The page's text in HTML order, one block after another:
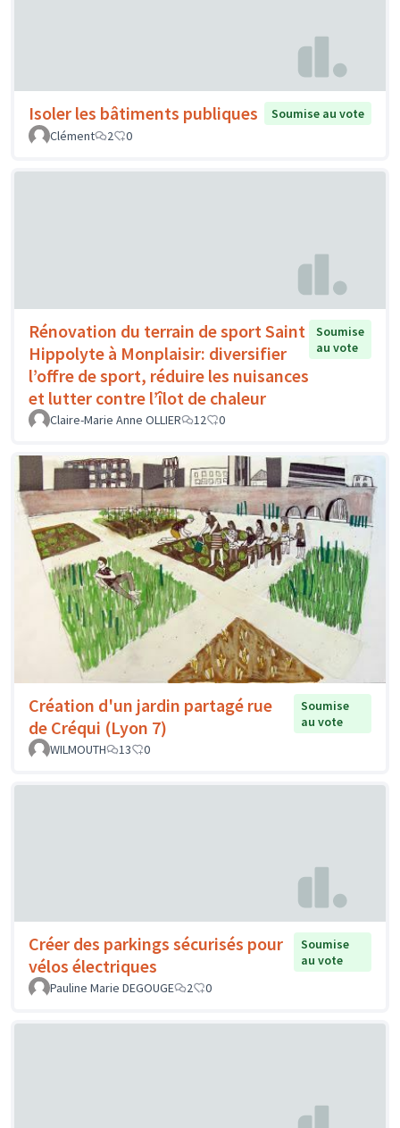
Isoler les bâtiments publiques
Soumise au vote
Clément
2 0
Rénovation du terrain de sport Saint
Hippolyte à Monplaisir: diversifier
l’offre de sport, réduire les nuisances
et lutter contre l’îlot de chaleur
Soumise
au vote
Claire-Marie Anne OLLIER 12 0
Création d'un jardin partagé rue
de Créqui (Lyon 7)
Soumise
au vote
WILMOUTH
13 0
Créer des parkings sécurisés pour
vélos électriques
Soumise
au vote
Pauline Marie DEGOUGE
2 0